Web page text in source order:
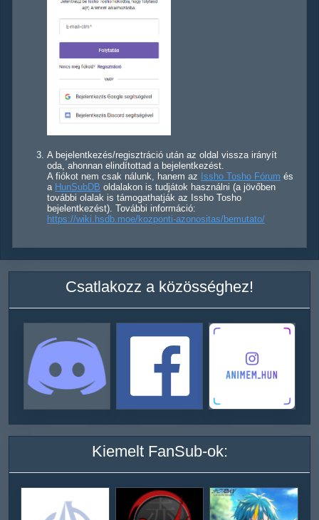
A bejelentkezés/regisztráció után az oldal vissza irányít
oda, ahonnan elindítottad a bejelentkezést.
A fiókot nem csak nálunk, hanem az Issho Tosho Fórum és
a HunSubDB oldalakon is tudjátok használni (a jövőben
további olalak is támogathatják az Issho Tosho
bejelentkezést). További információ:
https://wiki.hsdb.moe/kozponti-azonositas/bemutato/
Csatlakozz a közösséghez!
Kiemelt FanSub-ok: